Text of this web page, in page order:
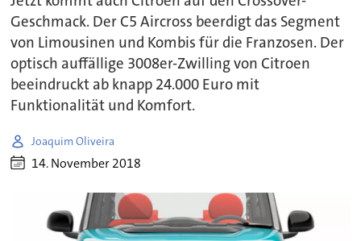
Geschmack. Der C5 Aircross beerdigt das Segment
von Limousinen und Kombis für die Franzosen. Der
optisch auffällige 3008er-Zwilling von Citroen
beeindruckt ab knapp 24.000 Euro mit
Funktionalität und Komfort.
Joaquim Oliveira
14. November 2018